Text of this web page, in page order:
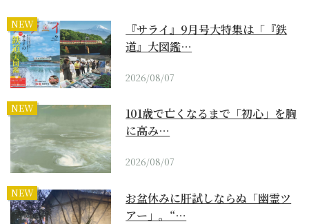
NEW
『サライ』9月号大特集は「『鉄
道』大図鑑…
2026/08/07
NEW
101歳で亡くなるまで「初心」を胸
に高み…
2026/08/07
NEW
お盆休みに肝試しならぬ「幽霊ツ
アー」。“…